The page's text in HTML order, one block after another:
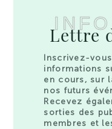
Lettre
Inscrivez-
informations
en cours, sur
nos futurs
Recevez
sorties des
membres et